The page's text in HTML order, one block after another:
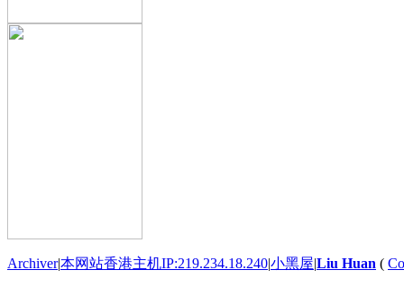
Archiver|本网站香港主机IP:219.234.18.240|小黑屋|Liu Huan (